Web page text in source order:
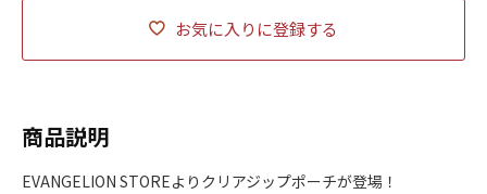
お気に入りに登録する
商品説明
EVANGELION STOREよりクリアジップポーチが登場！